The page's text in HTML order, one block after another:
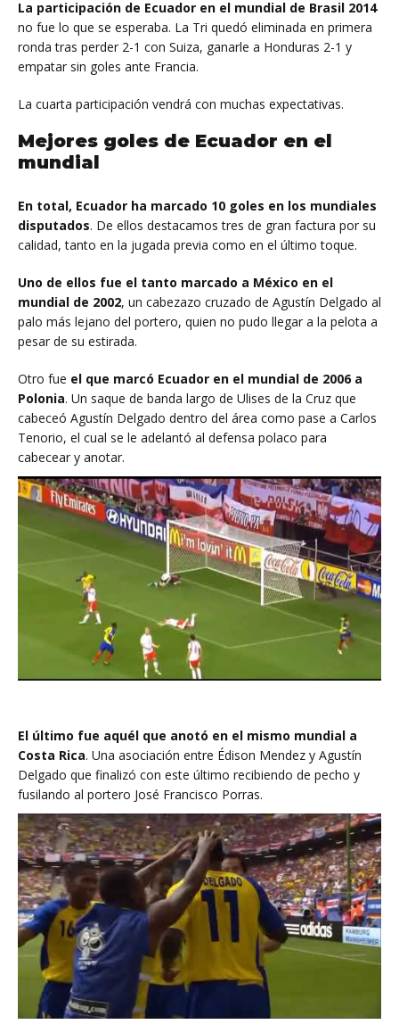
La participación de Ecuador en el mundial de Brasil 2014
no fue lo que se esperaba. La Tri quedó eliminada en primera
ronda tras perder 2-1 con Suiza, ganarle a Honduras 2-1 y
empatar sin goles ante Francia.
La cuarta participación vendrá con muchas expectativas.
Mejores goles de Ecuador en el
mundial
En total, Ecuador ha marcado 10 goles en los mundiales
disputados. De ellos destacamos tres de gran factura por su
calidad, tanto en la jugada previa como en el último toque.
Uno de ellos fue el tanto marcado a México en el
mundial de 2002, un cabezazo cruzado de Agustín Delgado al
palo más lejano del portero, quien no pudo llegar a la pelota a
pesar de su estirada.
Otro fue el que marcó Ecuador en el mundial de 2006 a
Polonia. Un saque de banda largo de Ulises de la Cruz que
cabeceó Agustín Delgado dentro del área como pase a Carlos
Tenorio, el cual se le adelantó al defensa polaco para
cabecear y anotar.
El último fue aquél que anotó en el mismo mundial a
Costa Rica. Una asociación entre Édison Mendez y Agustín
Delgado que finalizó con este último recibiendo de pecho y
fusilando al portero José Francisco Porras.